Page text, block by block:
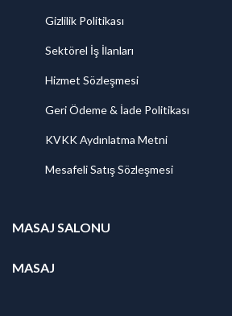
Gizlilik Politikası
Sektörel İş İlanları
Hizmet Sözleşmesi
Geri Ödeme & İade Politikası
KVKK Aydınlatma Metni
Mesafeli Satış Sözleşmesi
MASAJ SALONU
MASAJ